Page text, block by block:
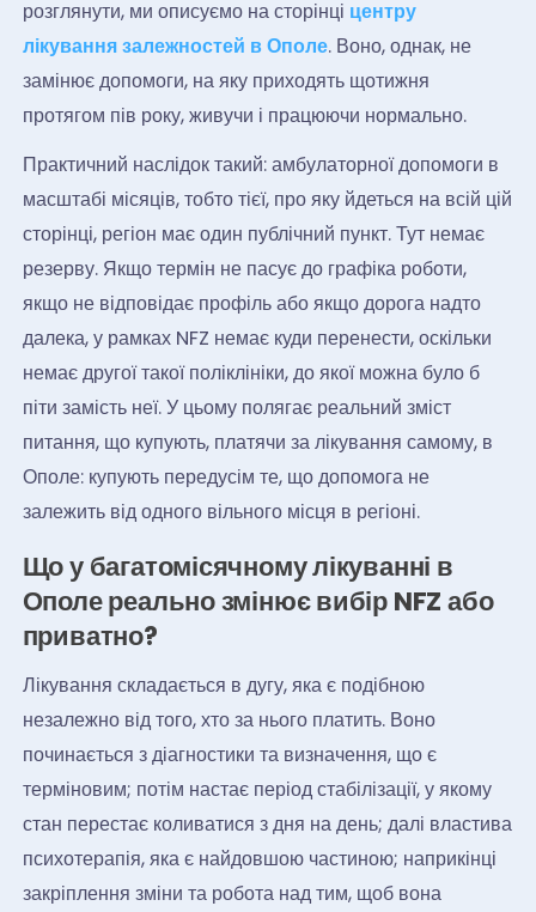
розглянути, ми описуємо на сторінці центру
лікування залежностей в Ополе. Воно, однак, не
замінює допомоги, на яку приходять щотижня
протягом пів року, живучи і працюючи нормально.
Практичний наслідок такий: амбулаторної допомоги в
масштабі місяців, тобто тієї, про яку йдеться на всій цій
сторінці, регіон має один публічний пункт. Тут немає
резерву. Якщо термін не пасує до графіка роботи,
якщо не відповідає профіль або якщо дорога надто
далека, у рамках NFZ немає куди перенести, оскільки
немає другої такої поліклініки, до якої можна було б
піти замість неї. У цьому полягає реальний зміст
питання, що купують, платячи за лікування самому, в
Ополе: купують передусім те, що допомога не
залежить від одного вільного місця в регіоні.
Що у багатомісячному лікуванні в
Ополе реально змінює вибір NFZ або
приватно?
Лікування складається в дугу, яка є подібною
незалежно від того, хто за нього платить. Воно
починається з діагностики та визначення, що є
терміновим; потім настає період стабілізації, у якому
стан перестає коливатися з дня на день; далі властива
психотерапія, яка є найдовшою частиною; наприкінці
закріплення зміни та робота над тим, щоб вона